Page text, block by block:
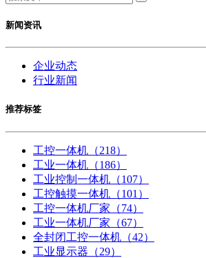
新闻资讯
企业动态
行业新闻
推荐标签
工控一体机 （218）
工业一体机 （186）
工业控制一体机 （107）
工控触摸一体机 （101）
工控一体机厂家 （74）
工业一体机厂家 （67）
全封闭工控一体机 （42）
工业显示器 （29）